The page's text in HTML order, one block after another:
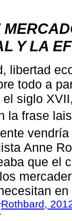
Y LA
libertad
todo a
siglo
la frase
Anne
que el
Rothbard,